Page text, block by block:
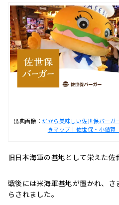
出典画像： だから美味しい佐世保バー
きマップ｜佐世保・小値賀
旧日本海軍の基地として栄えた佐
戦後には米海軍基地が置かれ、さ
らされました。